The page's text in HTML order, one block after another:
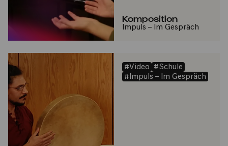
Komposition
Impuls – Im Gespräch
#Video
#Schule
#Impuls – Im Gespräch